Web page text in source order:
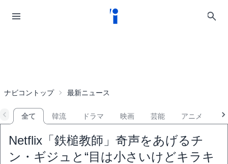
ナビコントップ 最新ニュース
全て 韓流 ドラマ 映画 芸能 アニメ
Netflix「鉄槌教師」奇声をあげるチ
ン・ギジュと“目は小さいけどキラキ